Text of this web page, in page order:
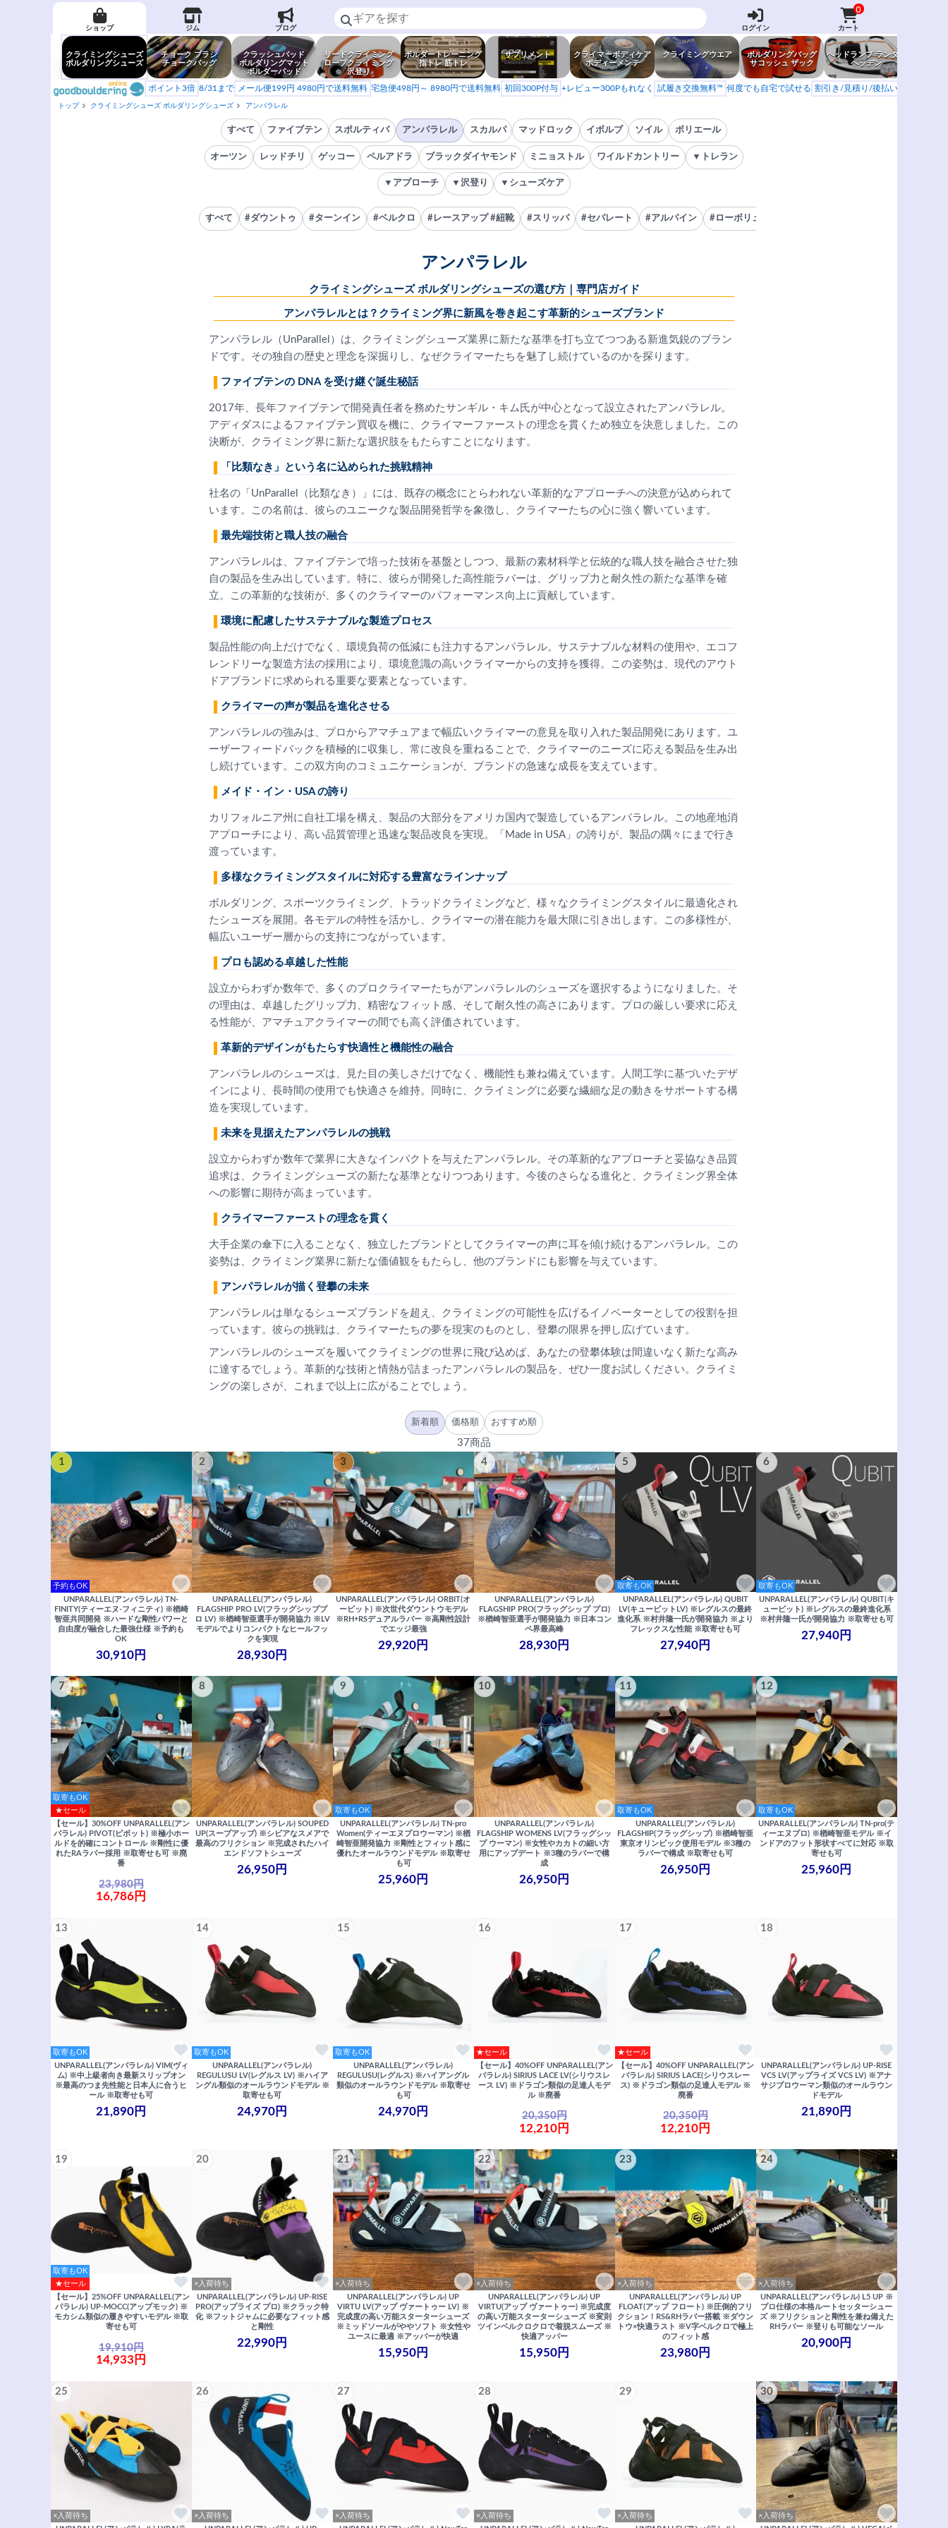
ショップ ジム ブログ ログイン
0
カート
クライミングシューズ
ボルダリングシューズ
チョーク ブラシ
チョークバッグ
クラッシュパッド
ボルダリングマット
ボルダーパッド
リードクライミング
ロープクライミング
沢登り
ボルダートレーニング
指トレ 筋トレ
サプリメント
クライマーボディケア
ボディーメンテ
クライミングウエア
ボルダリングバッグ
サコッシュ ザック
ヘッドランプ ランタン
ヘッデン
ポイント3倍 8/31まで メール便199円 4980円で送料無料 宅急便498円～ 8980円で送料無料 初回300P付与 +レビュー300Pもれなく 試履き交換無料™ 何度でも自宅で試せる 割引き/見積り/後払い
トップ クライミングシューズ ボルダリングシューズ アンパラレル
すべて ファイブテン スポルティバ アンパラレル スカルパ マッドロック イボルブ ソイル ボリエール
オーツン レッドチリ ゲッコー ペルアドラ ブラックダイヤモンド ミニョストル ワイルドカントリー ▼トレラン
▼アプローチ ▼沢登り ▼シューズケア
すべて #ダウントゥ #ターンイン #ベルクロ #レースアップ #紐靴 #スリッパ #セパレート #アルパイン #ローボリューム
アンパラレル
クライミングシューズ ボルダリングシューズの選び方｜専門店ガイド
アンパラレルとは？クライミング界に新風を巻き起こす革新的シューズブランド
アンパラレル（UnParallel）は、クライミングシューズ業界に新たな基準を打ち立てつつある新進気鋭のブラン
ドです。その独自の歴史と理念を深掘りし、なぜクライマーたちを魅了し続けているのかを探ります。
ファイブテンの DNA を受け継ぐ誕生秘話
2017年、長年ファイブテンで開発責任者を務めたサンギル・キム氏が中心となって設立されたアンパラレル。
アディダスによるファイブテン買収を機に、クライマーファーストの理念を貫くため独立を決意しました。この
決断が、クライミング界に新たな選択肢をもたらすことになります。
「比類なき」という名に込められた挑戦精神
社名の「UnParallel（比類なき）」には、既存の概念にとらわれない革新的なアプローチへの決意が込められて
います。この名前は、彼らのユニークな製品開発哲学を象徴し、クライマーたちの心に強く響いています。
最先端技術と職人技の融合
アンパラレルは、ファイブテンで培った技術を基盤としつつ、最新の素材科学と伝統的な職人技を融合させた独
自の製品を生み出しています。特に、彼らが開発した高性能ラバーは、グリップ力と耐久性の新たな基準を確
立。この革新的な技術が、多くのクライマーのパフォーマンス向上に貢献しています。
環境に配慮したサステナブルな製造プロセス
製品性能の向上だけでなく、環境負荷の低減にも注力するアンパラレル。サステナブルな材料の使用や、エコフ
レンドリーな製造方法の採用により、環境意識の高いクライマーからの支持を獲得。この姿勢は、現代のアウト
ドアブランドに求められる重要な要素となっています。
クライマーの声が製品を進化させる
アンパラレルの強みは、プロからアマチュアまで幅広いクライマーの意見を取り入れた製品開発にあります。ユ
ーザーフィードバックを積極的に収集し、常に改良を重ねることで、クライマーのニーズに応える製品を生み出
し続けています。この双方向のコミュニケーションが、ブランドの急速な成長を支えています。
メイド・イン・USA の誇り
カリフォルニア州に自社工場を構え、製品の大部分をアメリカ国内で製造しているアンパラレル。この地産地消
アプローチにより、高い品質管理と迅速な製品改良を実現。「Made in USA」の誇りが、製品の隅々にまで行き
渡っています。
多様なクライミングスタイルに対応する豊富なラインナップ
ボルダリング、スポーツクライミング、トラッドクライミングなど、様々なクライミングスタイルに最適化され
たシューズを展開。各モデルの特性を活かし、クライマーの潜在能力を最大限に引き出します。この多様性が、
幅広いユーザー層からの支持につながっています。
プロも認める卓越した性能
設立からわずか数年で、多くのプロクライマーたちがアンパラレルのシューズを選択するようになりました。そ
の理由は、卓越したグリップ力、精密なフィット感、そして耐久性の高さにあります。プロの厳しい要求に応え
る性能が、アマチュアクライマーの間でも高く評価されています。
革新的デザインがもたらす快適性と機能性の融合
アンパラレルのシューズは、見た目の美しさだけでなく、機能性も兼ね備えています。人間工学に基づいたデザ
インにより、長時間の使用でも快適さを維持。同時に、クライミングに必要な繊細な足の動きをサポートする構
造を実現しています。
未来を見据えたアンパラレルの挑戦
設立からわずか数年で業界に大きなインパクトを与えたアンパラレル。その革新的なアプローチと妥協なき品質
追求は、クライミングシューズの新たな基準となりつつあります。今後のさらなる進化と、クライミング界全体
への影響に期待が高まっています。
クライマーファーストの理念を貫く
大手企業の傘下に入ることなく、独立したブランドとしてクライマーの声に耳を傾け続けるアンパラレル。この
姿勢は、クライミング業界に新たな価値観をもたらし、他のブランドにも影響を与えています。
アンパラレルが描く登攀の未来
アンパラレルは単なるシューズブランドを超え、クライミングの可能性を広げるイノベーターとしての役割を担
っています。彼らの挑戦は、クライマーたちの夢を現実のものとし、登攀の限界を押し広げています。
アンパラレルのシューズを履いてクライミングの世界に飛び込めば、あなたの登攀体験は間違いなく新たな高み
に達するでしょう。革新的な技術と情熱が詰まったアンパラレルの製品を、ぜひ一度お試しください。クライミ
ングの楽しさが、これまで以上に広がることでしょう。
新着順 価格順 おすすめ順
37商品
1
予約もOK
UNPARALLEL(アンパラレル) TN-
FINITY(ティーエヌ-フィニティ) ※楢崎
智亜共同開発 ※ハードな剛性パワーと
自由度が融合した最強仕様 ※予約も
OK
30,910円
2
UNPARALLEL(アンパラレル)
FLAGSHIP PRO LV(フラッグシッププ
ロ LV) ※楢崎智亜選手が開発協力 ※LV
モデルでよりコンパクトなヒールフッ
クを実現
28,930円
3
UNPARALLEL(アンパラレル) ORBIT(オ
ービット) ※次世代ダウントウモデル
※RH+RSデュアルラバー ※高剛性設計
でエッジ最強
29,920円
4
UNPARALLEL(アンパラレル)
FLAGSHIP PRO(フラッグシップ プロ)
※楢崎智亜選手が開発協力 ※日本コン
ペ界最高峰
28,930円
5
取寄もOK
UNPARALLEL(アンパラレル) QUBIT
LV(キュービットLV) ※レグルスの最終
進化系 ※村井隆一氏が開発協力 ※より
フレックスな性能 ※取寄せも可
27,940円
6
取寄もOK
UNPARALLEL(アンパラレル) QUBIT(キ
ュービット) ※レグルスの最終進化系
※村井隆一氏が開発協力 ※取寄せも可
27,940円
7
取寄もOK
★セール
【セール】30%OFF UNPARALLEL(アン
パラレル) PIVOT(ピボット) ※極小ホー
ルドを的確にコントロール ※剛性に優
れたRAラバー採用 ※取寄せも可 ※廃
番
23,980円
16,786円
8
UNPARALLEL(アンパラレル) SOUPED
UP(スープアップ) ※シビアなスメアで
最高のフリクション ※完成されたハイ
エンドソフトシューズ
26,950円
9
取寄もOK
UNPARALLEL(アンパラレル) TN-pro
Women(ティーエヌプロウーマン) ※楢
崎智亜開発協力 ※剛性とフィット感に
優れたオールラウンドモデル ※取寄せ
も可
25,960円
10
UNPARALLEL(アンパラレル)
FLAGSHIP WOMENS LV(フラッグシッ
プ ウーマン) ※女性やカカトの細い方
用にアップデート ※3種のラバーで構
成
26,950円
11
取寄もOK
UNPARALLEL(アンパラレル)
FLAGSHIP(フラッグシップ) ※楢崎智亜
東京オリンピック使用モデル ※3種の
ラバーで構成 ※取寄せも可
26,950円
12
取寄もOK
UNPARALLEL(アンパラレル) TN-pro(テ
ィーエヌプロ) ※楢崎智亜モデル ※イ
ンドアのフット形状すべてに対応 ※取
寄せも可
25,960円
13
取寄もOK
UNPARALLEL(アンパラレル) VIM(ヴィ
ム) ※中上級者向き最新スリップオン
※最高のつま先性能と日本人に合うヒ
ール ※取寄せも可
21,890円
14
取寄もOK
UNPARALLEL(アンパラレル)
REGULUSU LV(レグルス LV) ※ハイア
ングル類似のオールラウンドモデル ※
取寄せも可
24,970円
15
取寄もOK
UNPARALLEL(アンパラレル)
REGULUSU(レグルス) ※ハイアングル
類似のオールラウンドモデル ※取寄せ
も可
24,970円
16
★セール
【セール】40%OFF UNPARALLEL(アン
パラレル) SIRIUS LACE LV(シリウスレ
ース LV) ※ドラゴン類似の足達人モデ
ル ※廃番
20,350円
12,210円
17
★セール
【セール】40%OFF UNPARALLEL(アン
パラレル) SIRIUS LACE(シリウスレー
ス) ※ドラゴン類似の足達人モデル ※
廃番
20,350円
12,210円
18
UNPARALLEL(アンパラレル) UP-RISE
VCS LV(アップライズ VCS LV) ※アナ
サジプロウーマン類似のオールラウン
ドモデル
21,890円
19
取寄もOK
★セール
【セール】25%OFF UNPARALLEL(アン
パラレル) UP-MOCC(アップモック) ※
モカシム類似の履きやすいモデル ※取
寄せも可
19,910円
14,933円
20
×入荷待ち
UNPARALLEL(アンパラレル) UP-RISE
PRO(アップライズ プロ) ※クラック特
化 ※フットジャムに必要なフィット感
と剛性
22,990円
21
×入荷待ち
UNPARALLEL(アンパラレル) UP
VIRTU LV(アップ ヴァートゥー LV) ※
完成度の高い万能スターターシューズ
※ミッドソールがややソフト ※女性や
ユースに最適 ※アッパーが快適
15,950円
22
×入荷待ち
UNPARALLEL(アンパラレル) UP
VIRTU(アップ ヴァートゥー) ※完成度
の高い万能スターターシューズ ※変則
ツインベルクロクロで着脱スムーズ ※
快適アッパー
15,950円
23
×入荷待ち
UNPARALLEL(アンパラレル) UP
FLOAT(アップ フロート) ※圧倒的フリ
クション！RS&RHラバー搭載 ※ダウン
トウ×快適ラスト ※V字ベルクロで極上
のフィット感
23,980円
24
×入荷待ち
UNPARALLEL(アンパラレル) L5 UP ※
プロ仕様の本格ルートセッターシュー
ズ ※フリクションと剛性を兼ね備えた
RHラバー ※登りも可能なソール
20,900円
25
×入荷待ち
26
×入荷待ち
27
×入荷待ち
28
×入荷待ち
29
×入荷待ち
30
×入荷待ち